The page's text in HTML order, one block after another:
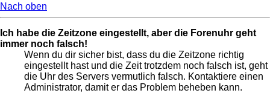
Nach oben
Ich habe die Zeitzone eingestellt, aber die Forenuhr geht
immer noch falsch!
Wenn du dir sicher bist, dass du die Zeitzone richtig
eingestellt hast und die Zeit trotzdem noch falsch ist, geht
die Uhr des Servers vermutlich falsch. Kontaktiere einen
Administrator, damit er das Problem beheben kann.